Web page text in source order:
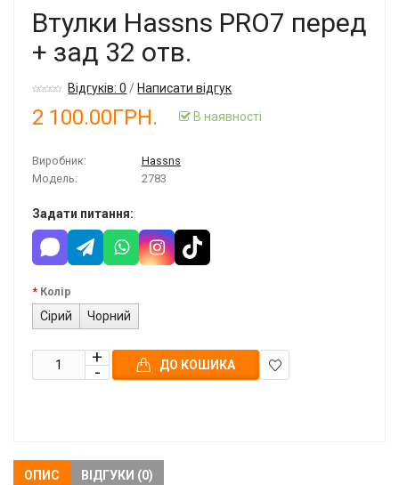
Втулки Hassns PRO7 перед
+ зад 32 отв.
Відгуків: 0 /Написати відгук
2 100.00ГРН. В наявності
Виробник:
Hassns
Модель:
2783
Задати питання:
Колір
Сірий Чорний
ДО КОШИКА
ОПИС ВІДГУКИ (0)